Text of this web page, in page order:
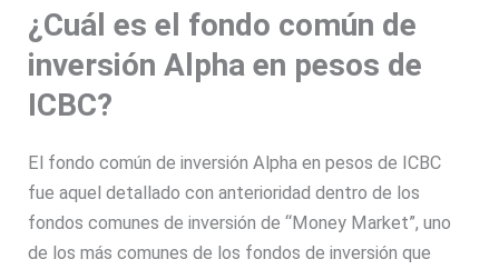
¿Cuál es el fondo común de
inversión Alpha en pesos de
ICBC?
El fondo común de inversión Alpha en pesos de ICBC
fue aquel detallado con anterioridad dentro de los
fondos comunes de inversión de “Money Market”, uno
de los más comunes de los fondos de inversión que